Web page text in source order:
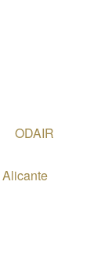
ODAIR